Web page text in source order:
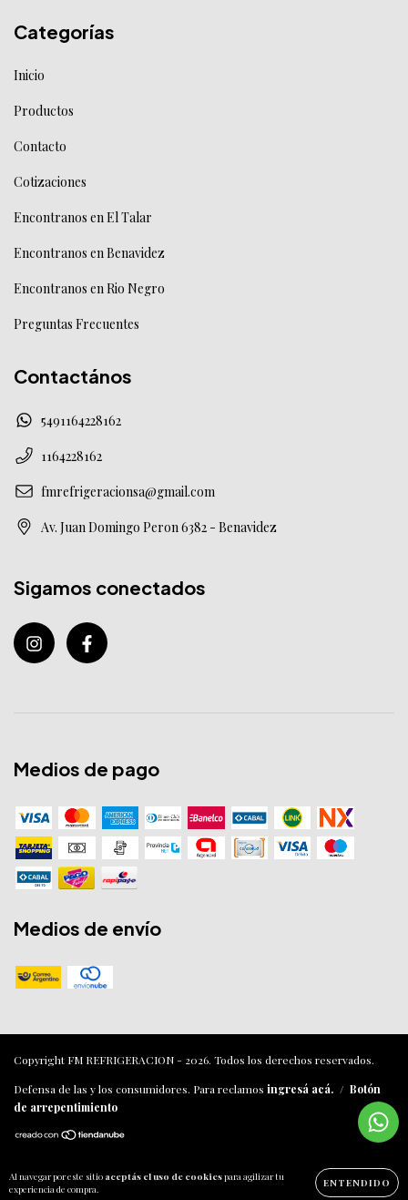
Al navegar por este sitio aceptás el uso de cookiespara agilizar tu
experiencia de compra.
ENTENDIDO
Categorías
Inicio
Productos
Contacto
Cotizaciones
Encontranos en El Talar
Encontranos en Benavidez
Encontranos en Rio Negro
Preguntas Frecuentes
Contactános
5491164228162
1164228162
fmrefrigeracionsa@gmail.com
Av. Juan Domingo Peron 6382 - Benavidez
Sigamos conectados
Medios de pago
Medios de envío
Copyright FM REFRIGERACION - 2026. Todos los derechos reservados.
Defensa de las y los consumidores. Para reclamos ingresá acá. / Botón
de arrepentimiento